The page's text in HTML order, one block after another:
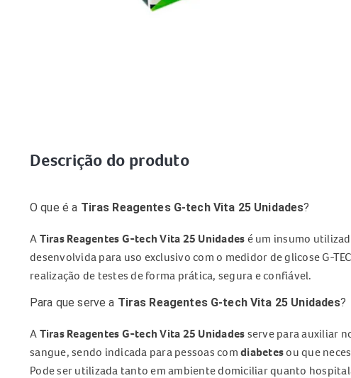
Descrição do produto
O que é a Tiras Reagentes G-tech Vita 25 Unidades?
A Tiras Reagentes G-tech Vita 25 Unidades é um insumo
desenvolvida para uso exclusivo com o medidor de glicose G-
realização de testes de forma prática, segura e confiável.
Para que serve a Tiras Reagentes G-tech Vita 25 Unidades?
A Tiras Reagentes G-tech Vita 25 Unidades serve para auxiliar
sangue, sendo indicada para pessoas com diabetesou que
Pode ser utilizada tanto em ambiente domiciliar quanto